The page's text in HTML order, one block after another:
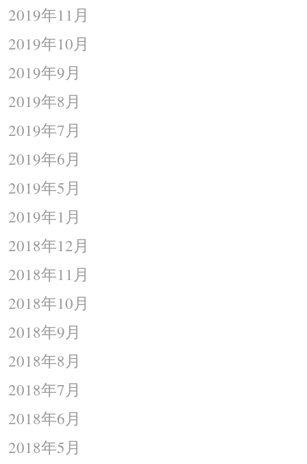
2019年11月
2019年10月
2019年9月
2019年8月
2019年7月
2019年6月
2019年5月
2019年1月
2018年12月
2018年11月
2018年10月
2018年9月
2018年8月
2018年7月
2018年6月
2018年5月